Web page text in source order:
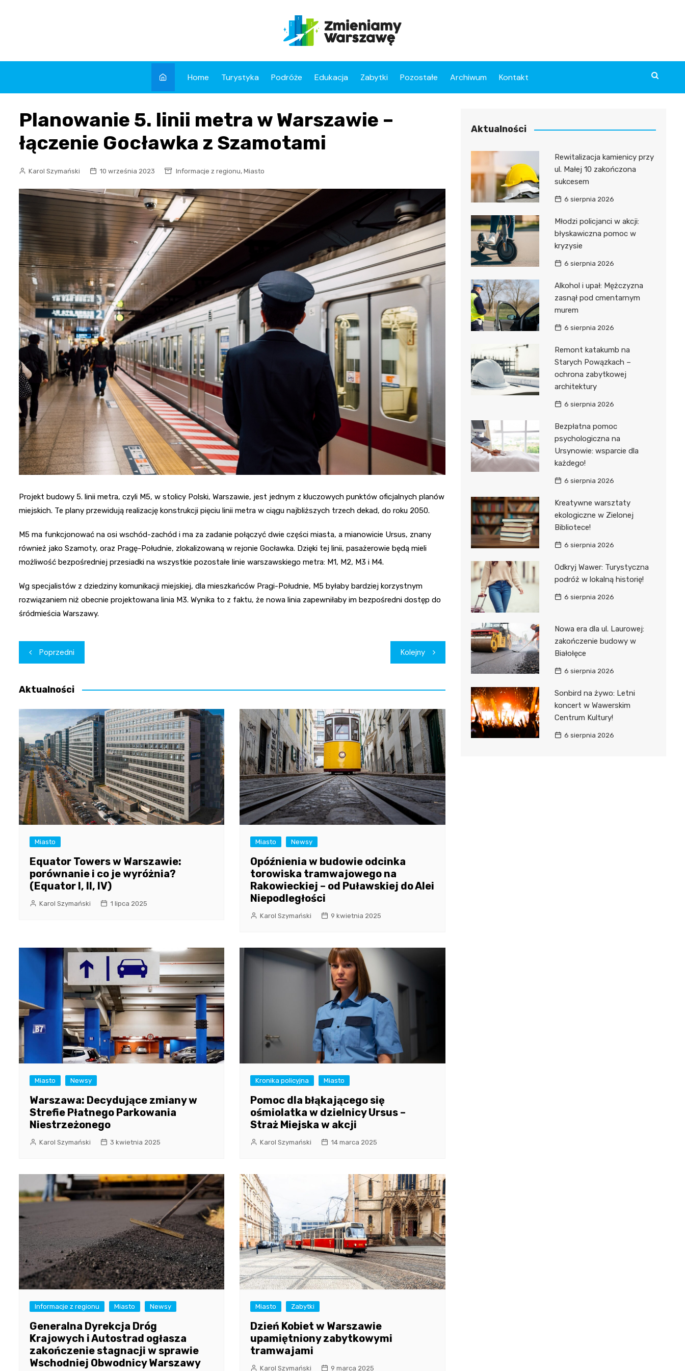
Home Turystyka Podróże Edukacja Zabytki Pozostałe Archiwum Kontakt
Planowanie 5. linii metra w Warszawie –
łączenie Gocławka z Szamotami
Karol Szymański 10 września 2023 Informacje z regionu, Miasto
Projekt budowy 5. linii metra, czyli M5, w stolicy Polski, Warszawie, jest jednym z kluczowych punktów oficjalnych planów
miejskich. Te plany przewidują realizację konstrukcji pięciu linii metra w ciągu najbliższych trzech dekad, do roku 2050.
M5 ma funkcjonować na osi wschód-zachód i ma za zadanie połączyć dwie części miasta, a mianowicie Ursus, znany
również jako Szamoty, oraz Pragę-Południe, zlokalizowaną w rejonie Gocławka. Dzięki tej linii, pasażerowie będą mieli
możliwość bezpośredniej przesiadki na wszystkie pozostałe linie warszawskiego metra: M1, M2, M3 i M4.
Wg specjalistów z dziedziny komunikacji miejskiej, dla mieszkańców Pragi-Południe, M5 byłaby bardziej korzystnym
rozwiązaniem niż obecnie projektowana linia M3. Wynika to z faktu, że nowa linia zapewniłaby im bezpośredni dostęp do
śródmieścia Warszawy.
Nawigacja
wpisu
Poprzedni Kolejny
Aktualności
Miasto
Equator Towers w Warszawie:
porównanie i co je wyróżnia?
(Equator I, II, IV)
Karol Szymański 1 lipca 2025
Miasto Newsy
Opóźnienia w budowie odcinka
torowiska tramwajowego na
Rakowieckiej – od Puławskiej do Alei
Niepodległości
Karol Szymański 9 kwietnia 2025
Miasto Newsy
Warszawa: Decydujące zmiany w
Strefie Płatnego Parkowania
Niestrzeżonego
Karol Szymański 3 kwietnia 2025
Kronika policyjna Miasto
Pomoc dla błąkającego się
ośmiolatka w dzielnicy Ursus –
Straż Miejska w akcji
Karol Szymański 14 marca 2025
Informacje z regionu Miasto Newsy
Generalna Dyrekcja Dróg
Krajowych i Autostrad ogłasza
zakończenie stagnacji w sprawie
Wschodniej Obwodnicy Warszawy
Miasto Zabytki
Dzień Kobiet w Warszawie
upamiętniony zabytkowymi
tramwajami
Karol Szymański 9 marca 2025
Aktualności
Rewitalizacja kamienicy przy
ul. Małej 10 zakończona
sukcesem
6 sierpnia 2026
Młodzi policjanci w akcji:
błyskawiczna pomoc w
kryzysie
6 sierpnia 2026
Alkohol i upał: Mężczyzna
zasnął pod cmentarnym
murem
6 sierpnia 2026
Remont katakumb na
Starych Powązkach –
ochrona zabytkowej
architektury
6 sierpnia 2026
Bezpłatna pomoc
psychologiczna na
Ursynowie: wsparcie dla
każdego!
6 sierpnia 2026
Kreatywne warsztaty
ekologiczne w Zielonej
Bibliotece!
6 sierpnia 2026
Odkryj Wawer: Turystyczna
podróż w lokalną historię!
6 sierpnia 2026
Nowa era dla ul. Laurowej:
zakończenie budowy w
Białołęce
6 sierpnia 2026
Sonbird na żywo: Letni
koncert w Wawerskim
Centrum Kultury!
6 sierpnia 2026